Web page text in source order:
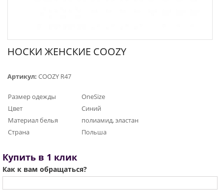
НОСКИ ЖЕНСКИЕ COOZY
Артикул: COOZY R47
Размер одежды
OneSize
Цвет
Синий
Материал белья
полиамид, эластан
Страна
Польша
Купить в 1 клик
Как к вам обращаться?